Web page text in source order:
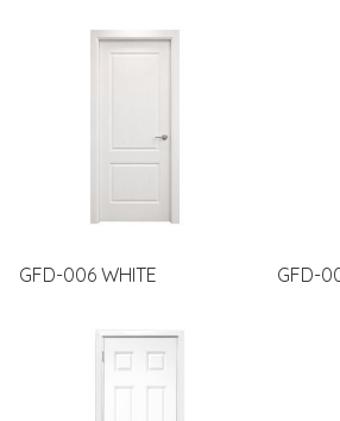
GFD-006 WHITE GFD-